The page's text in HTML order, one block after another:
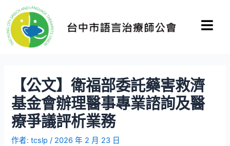
【公文】衛福部委託藥害救濟
基金會辦理醫事專業諮詢及醫
療爭議評析業務
作者:tcslp/ 2026 年 2 月 23 日